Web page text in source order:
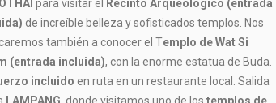
para visitar el
Recinto Arqueológico (entrada
de increíble belleza y sofisticados templos. Nos
también a conocer el Templo de Wat Si
(entrada incluida), con la enorme estatua de Buda.
incluido en ruta en un restaurante local. Salida